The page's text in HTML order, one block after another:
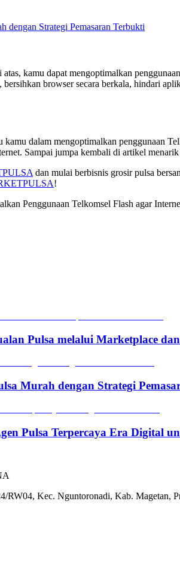
dengan Strategi Pemasaran Terbukti
kamu dapat mengoptimalkan
browser secara berkala, hindari
kamu dalam mengoptimalkan penggunaan
Sampai jumpa kembali di artikel
dan mulai berbisnis grosir pulsa
!
Penggunaan Telkomsel Flash agar
Pulsa melalui Marketplace
Murah dengan Strategi
Pulsa Terpercaya Era Digital
RW04, Kec. Nguntoronadi, Kab. Magetan,